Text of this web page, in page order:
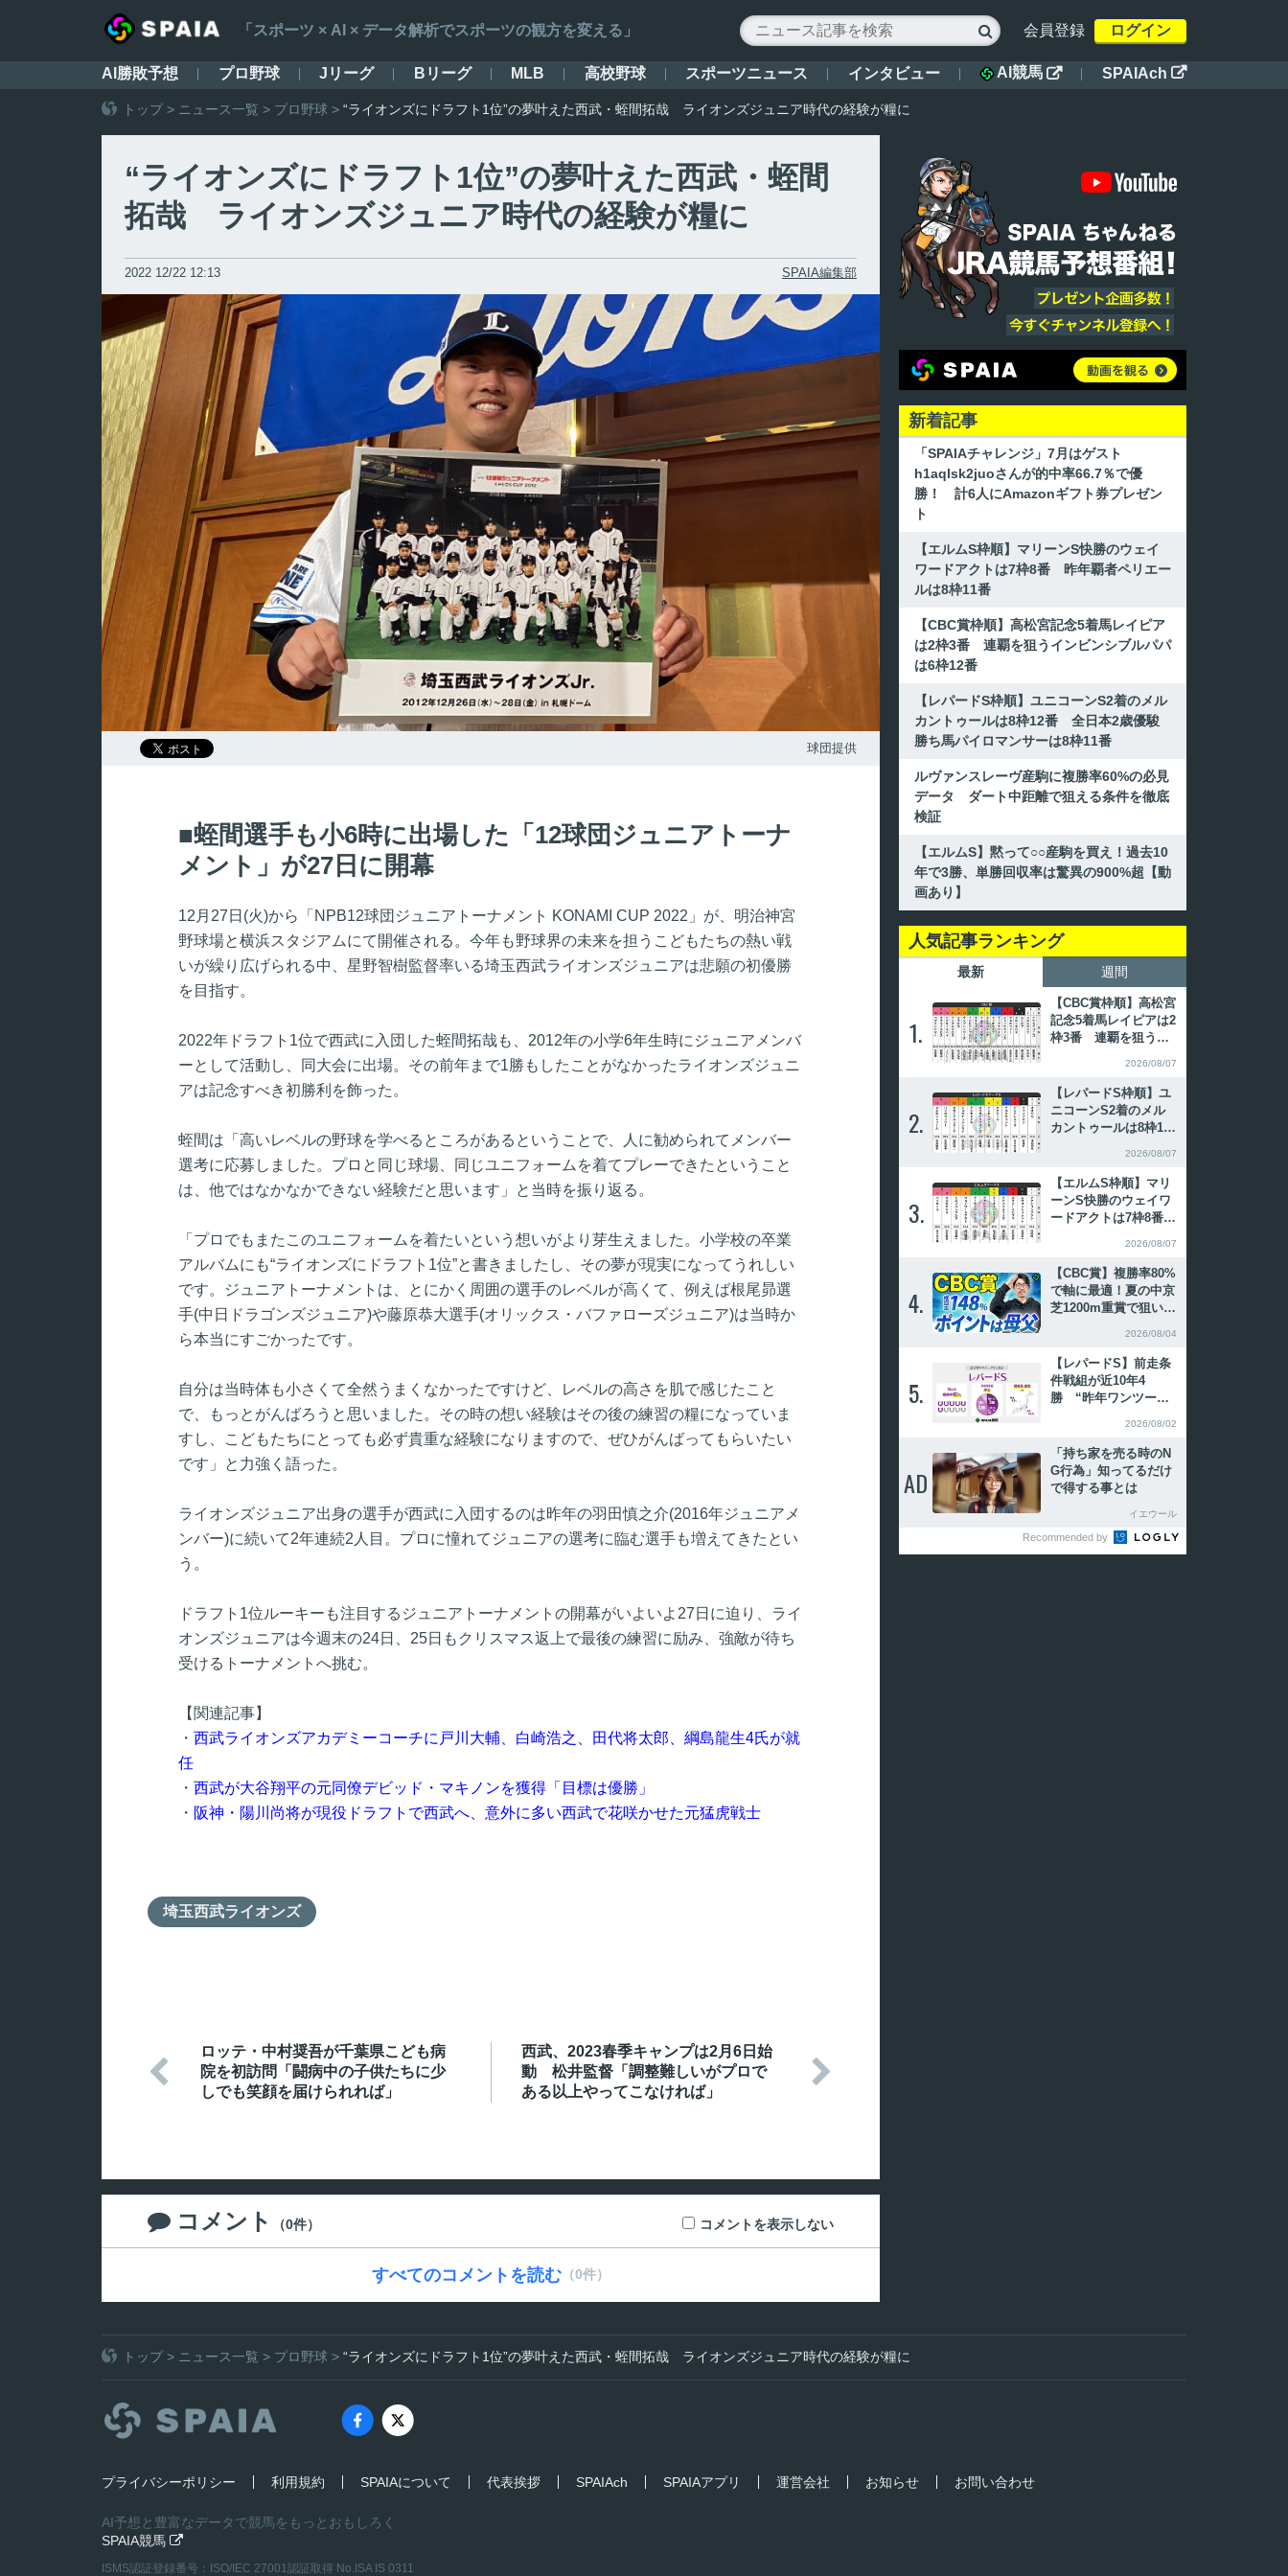
「スポーツ × AI × データ解析でスポーツの観方を変える」  会員登録 ログイン
AI勝敗予想 プロ野球 Jリーグ Bリーグ MLB 高校野球 スポーツニュース インタビュー AI競馬  SPAIAch 
トップ> ニュース一覧 > プロ野球 > “ライオンズにドラフト1位”の夢叶えた西武・蛭間拓哉 ライオンズジュニア時代の経験が糧に
“ライオンズにドラフト1位”の夢叶えた西武・蛭間
拓哉 ライオンズジュニア時代の経験が糧に
2022 12/22 12:13 SPAIA編集部
球団提供
蛭間選手も小6時に出場した「12球団ジュニアトーナ
メント」が27日に開幕
12月27日(火)から「NPB12球団ジュニアトーナメント KONAMI CUP 2022」が、明治神宮
野球場と横浜スタジアムにて開催される。今年も野球界の未来を担うこどもたちの熱い戦
いが繰り広げられる中、星野智樹監督率いる埼玉西武ライオンズジュニアは悲願の初優勝
を目指す。
2022年ドラフト1位で西武に入団した蛭間拓哉も、2012年の小学6年生時にジュニアメンバ
ーとして活動し、同大会に出場。その前年まで1勝もしたことがなかったライオンズジュニ
アは記念すべき初勝利を飾った。
蛭間は「高いレベルの野球を学べるところがあるということで、人に勧められてメンバー
選考に応募しました。プロと同じ球場、同じユニフォームを着てプレーできたということ
は、他ではなかなかできない経験だと思います」と当時を振り返る。
「プロでもまたこのユニフォームを着たいという想いがより芽生えました。小学校の卒業
アルバムにも“ライオンズにドラフト1位”と書きましたし、その夢が現実になってうれしい
です。ジュニアトーナメントは、とにかく周囲の選手のレベルが高くて、例えば根尾昴選
手(中日ドラゴンズジュニア)や藤原恭大選手(オリックス・バファローズジュニア)は当時か
ら本当にすごかったです。
自分は当時体も小さくて全然うまくなかったですけど、レベルの高さを肌で感じたこと
で、もっとがんばろうと思いました。その時の想い経験はその後の練習の糧になっていま
すし、こどもたちにとっても必ず貴重な経験になりますので、ぜひがんばってもらいたい
です」と力強く語った。
ライオンズジュニア出身の選手が西武に入団するのは昨年の羽田慎之介(2016年ジュニアメ
ンバー)に続いて2年連続2人目。プロに憧れてジュニアの選考に臨む選手も増えてきたとい
う。
ドラフト1位ルーキーも注目するジュニアトーナメントの開幕がいよいよ27日に迫り、ライ
オンズジュニアは今週末の24日、25日もクリスマス返上で最後の練習に励み、強敵が待ち
受けるトーナメントへ挑む。
【関連記事】
・ 西武ライオンズアカデミーコーチに戸川大輔、白崎浩之、田代将太郎、綱島龍生4氏が就
任
・ 西武が大谷翔平の元同僚デビッド・マキノンを獲得「目標は優勝」
・ 阪神・陽川尚将が現役ドラフトで西武へ、意外に多い西武で花咲かせた元猛虎戦士
埼玉西武ライオンズ

ロッテ・中村奨吾が千葉県こども病
院を初訪問「闘病中の子供たちに少
しでも笑顔を届けられれば」
西武、2023春季キャンプは2月6日始
動 松井監督「調整難しいがプロで
ある以上やってこなければ」

 コメント （0件） コメントを表示しない
すべてのコメントを読む （0件）
新着記事
「SPAIAチャレンジ」7月はゲスト
h1aqlsk2juoさんが的中率66.7％で優
勝！ 計6人にAmazonギフト券プレゼン
ト
【エルムS枠順】マリーンS快勝のウェイ
ワードアクトは7枠8番 昨年覇者ペリエー
ルは8枠11番
【CBC賞枠順】高松宮記念5着馬レイピア
は2枠3番 連覇を狙うインビンシブルパパ
は6枠12番
【レパードS枠順】ユニコーンS2着のメル
カントゥールは8枠12番 全日本2歳優駿
勝ち馬パイロマンサーは8枠11番
ルヴァンスレーヴ産駒に複勝率60%の必見
データ ダート中距離で狙える条件を徹底
検証
【エルムS】黙って○○産駒を買え！過去10
年で3勝、単勝回収率は驚異の900%超【動
画あり】
人気記事ランキング
最新 週間
1.
【CBC賞枠順】高松宮
記念5着馬レイピアは2
枠3番 連覇を狙うイ
2026/08/07
2.
【レパードS枠順】ユ
ニコーンS2着のメル
カントゥールは8枠12
8枠11番
2026/08/07
3.
【エルムS枠順】マリ
ーンS快勝のウェイワ
ードアクトは7枠8番
2026/08/07
4.
【CBC賞】複勝率80%
で軸に最適！夏の中京
芝1200m重賞で狙いた
2026/08/04
5.
【レパードS】前走条
件戦組が近10年4
勝 “昨年ワンツー馬
2026/08/02
AD
「持ち家を売る時のN
G行為」知ってるだけ
で得する事とは
イエウール
Recommended by
トップ> ニュース一覧 > プロ野球 > “ライオンズにドラフト1位”の夢叶えた西武・蛭間拓哉 ライオンズジュニア時代の経験が糧に
プライバシーポリシー 利用規約 SPAIAについて 代表挨拶 SPAIAch SPAIAアプリ 運営会社 お知らせ お問い合わせ
AI予想と豊富なデータで競馬をもっとおもしろく
SPAIA競馬 
ISMS認証登録番号：ISO/IEC 27001認証取得 No.ISA IS 0311